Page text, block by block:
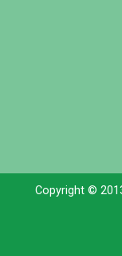
Copyright ©